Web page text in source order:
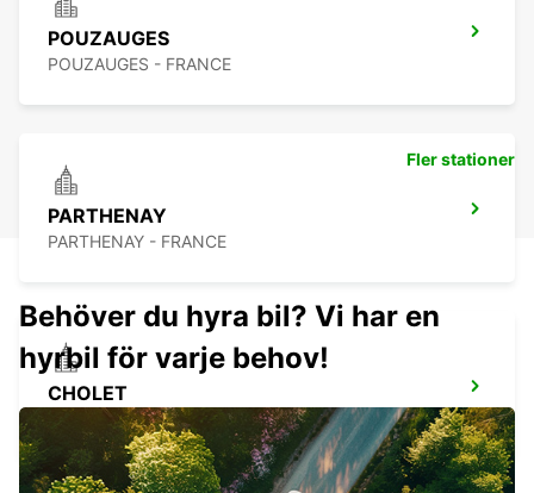
POUZAUGES
POUZAUGES - FRANCE
PARTHENAY
PARTHENAY - FRANCE
CHOLET
CHOLET - FRANCE
Fler stationer
Behöver du hyra bil? Vi har en
hyrbil för varje behov!